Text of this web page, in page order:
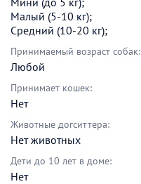
Малый (5-10 кг);
Средний (10-20 кг);
Принимаемый возраст собак:
Любой
Принимает кошек:
Нет
Животные догситтера:
Нет животных
Дети до 10 лет в доме:
Нет